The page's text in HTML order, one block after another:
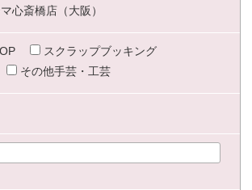
心斎橋店（大阪）
スクラップブッキング
その他手芸・工芸